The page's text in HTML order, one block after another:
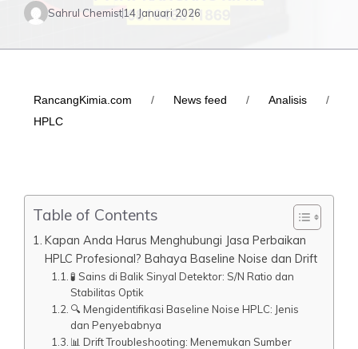
Sahrul Chemist14 Januari 2026
RancangKimia.com / News feed / Analisis
/
HPLC
Table of Contents
Kapan Anda Harus Menghubungi Jasa Perbaikan
HPLC Profesional? Bahaya Baseline Noise dan Drift
🧪 Sains di Balik Sinyal Detektor: S/N Ratio dan
Stabilitas Optik
🔍 Mengidentifikasi Baseline Noise HPLC: Jenis
dan Penyebabnya
📊 Drift Troubleshooting: Menemukan Sumber